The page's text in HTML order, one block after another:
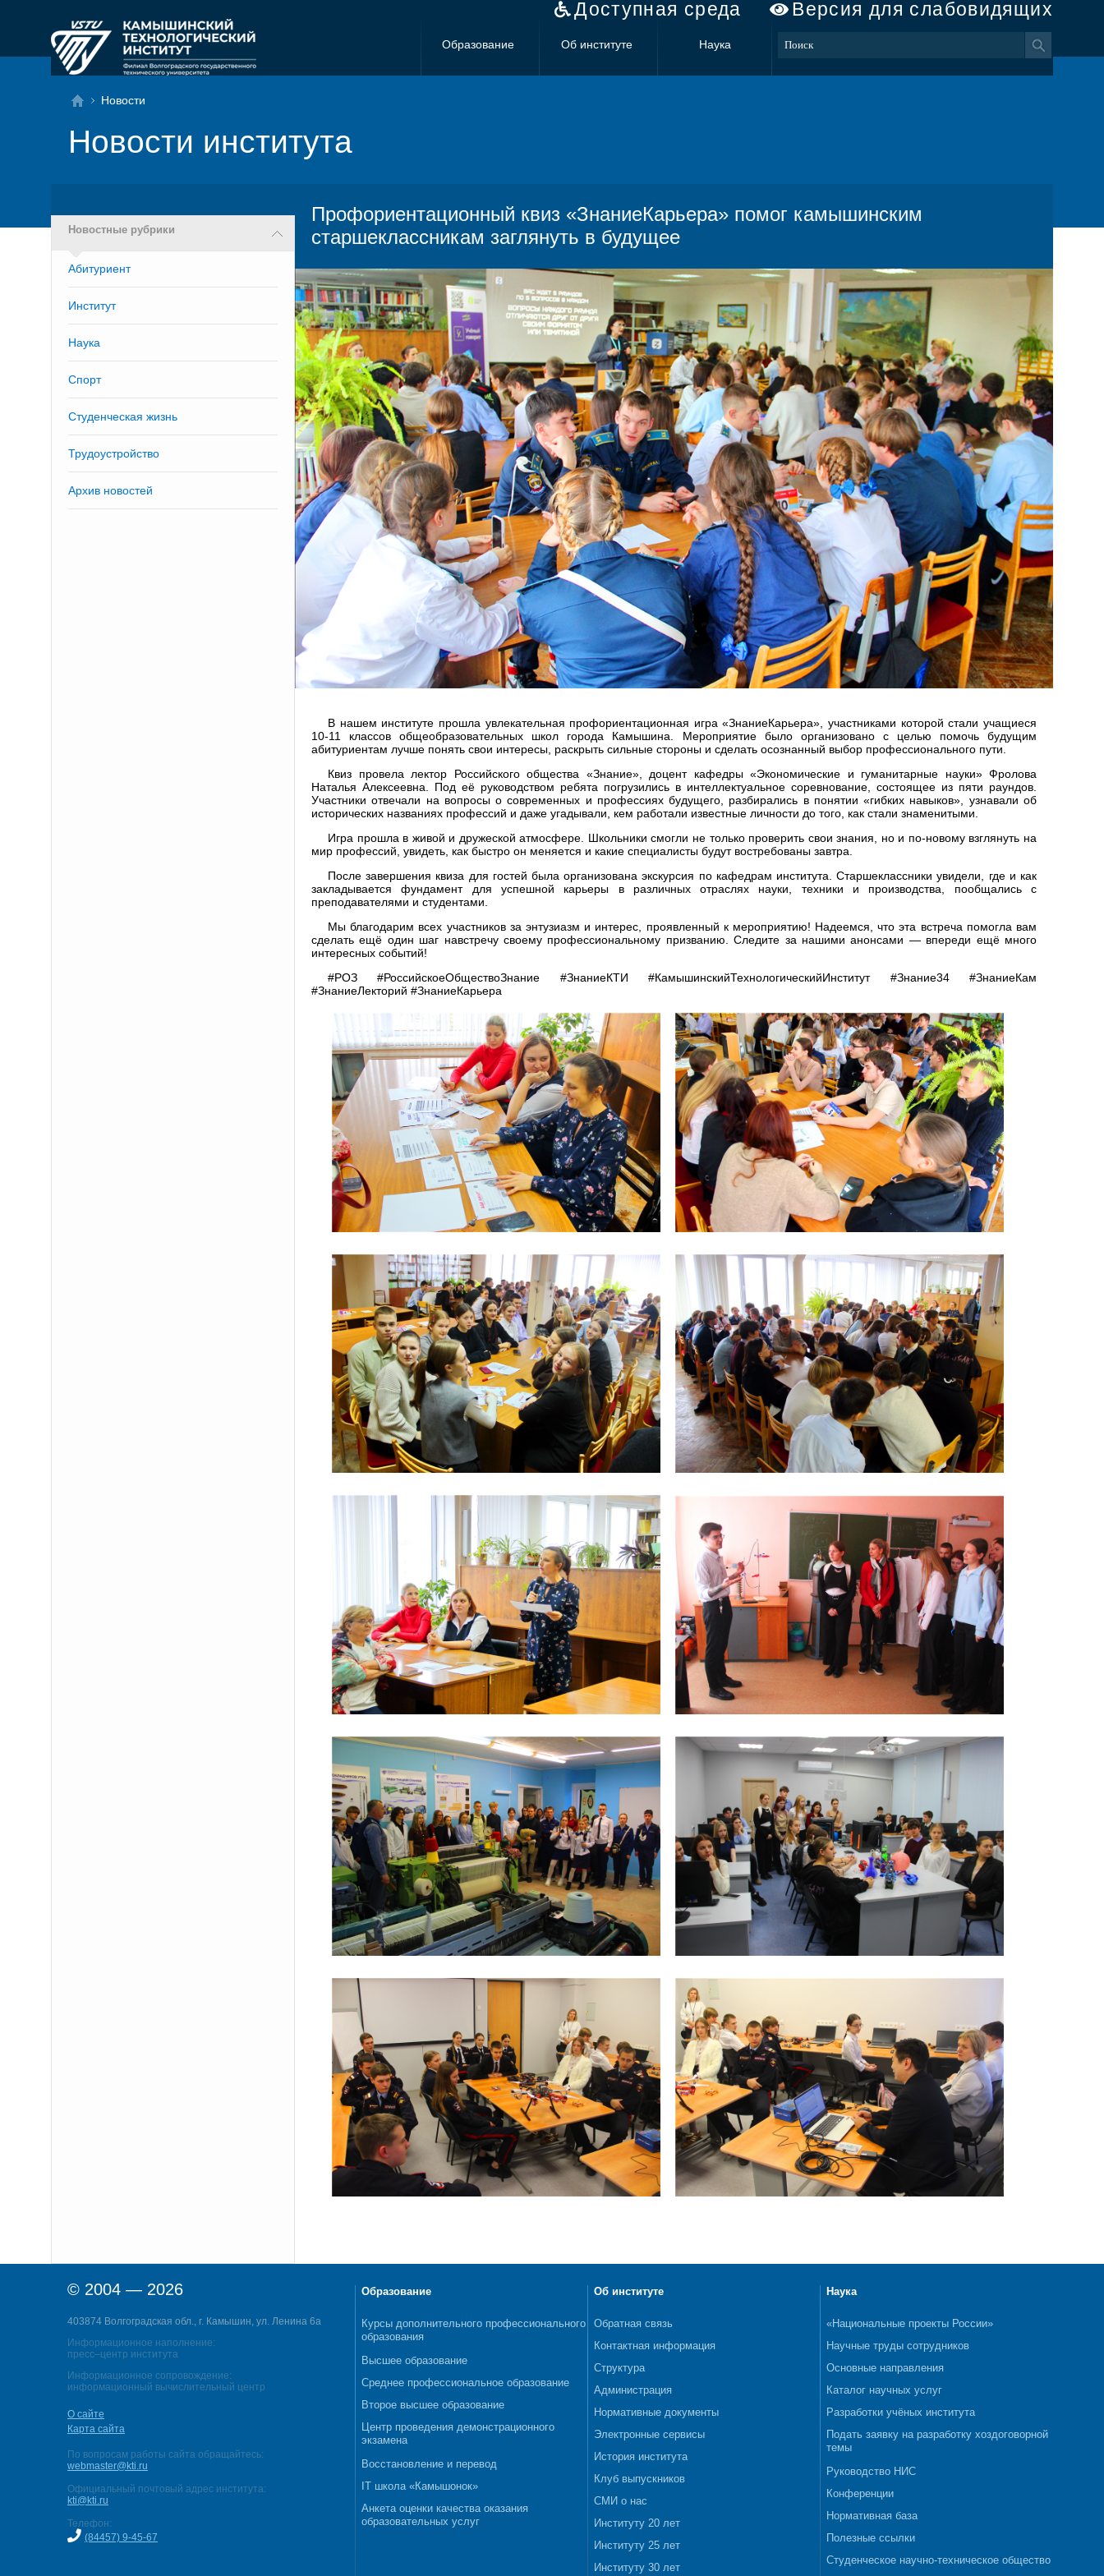
Доступная среда Версия для слабовидящих
Образование Об институте Наука
Новости
Новости института
Новостные рубрики
Абитуриент
Институт
Наука
Спорт
Студенческая жизнь
Трудоустройство
Архив новостей
Профориентационный квиз «ЗнаниеКарьера» помог камышинским
старшеклассникам заглянуть в будущее
В нашем институте прошла увлекательная профориентационная игра «ЗнаниеКарьера», участниками которой стали учащиеся
10-11 классов общеобразовательных школ города Камышина. Мероприятие было организовано с целью помочь будущим
абитуриентам лучше понять свои интересы, раскрыть сильные стороны и сделать осознанный выбор профессионального пути.
Квиз провела лектор Российского общества «Знание», доцент кафедры «Экономические и гуманитарные науки» Фролова
Наталья Алексеевна. Под её руководством ребята погрузились в интеллектуальное соревнование, состоящее из пяти раундов.
Участники отвечали на вопросы о современных и профессиях будущего, разбирались в понятии «гибких навыков», узнавали об
исторических названиях профессий и даже угадывали, кем работали известные личности до того, как стали знаменитыми.
Игра прошла в живой и дружеской атмосфере. Школьники смогли не только проверить свои знания, но и по-новому взглянуть на
мир профессий, увидеть, как быстро он меняется и какие специалисты будут востребованы завтра.
После завершения квиза для гостей была организована экскурсия по кафедрам института. Старшеклассники увидели, где и как
закладывается фундамент для успешной карьеры в различных отраслях науки, техники и производства, пообщались с
преподавателями и студентами.
Мы благодарим всех участников за энтузиазм и интерес, проявленный к мероприятию! Надеемся, что эта встреча помогла вам
сделать ещё один шаг навстречу своему профессиональному призванию. Следите за нашими анонсами — впереди ещё много
интересных событий!
#РОЗ #РоссийскоеОбществоЗнание #ЗнаниеКТИ #КамышинскийТехнологическийИнститут #Знание34 #ЗнаниеКам
#ЗнаниеЛекторий #ЗнаниеКарьера
© 2004 — 2026
403874 Волгоградская обл., г. Камышин, ул. Ленина 6а
Информационное наполнение:
пресс–центр института
Информационное сопровождение:
информационный вычислительный центр
О сайте
Карта сайта
По вопросам работы сайта обращайтесь:
webmaster@kti.ru
Официальный почтовый адрес института:
kti@kti.ru
Телефон:
(84457) 9-45-67
Образование
Курсы дополнительного профессионального
образования
Высшее образование
Среднее профессиональное образование
Второе высшее образование
Центр проведения демонстрационного
экзамена
Восстановление и перевод
IT школа «Камышонок»
Анкета оценки качества оказания
образовательных услуг
Об институте
Обратная связь
Контактная информация
Структура
Администрация
Нормативные документы
Электронные сервисы
История института
Клуб выпускников
СМИ о нас
Институту 20 лет
Институту 25 лет
Институту 30 лет
Наука
«Национальные проекты России»
Научные труды сотрудников
Основные направления
Каталог научных услуг
Разработки учёных института
Подать заявку на разработку хоздоговорной
темы
Руководство НИС
Конференции
Нормативная база
Полезные ссылки
Студенческое научно-техническое общество